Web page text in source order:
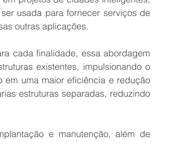
usada para fornecer serviços de
outras aplicações.
cada finalidade, essa abordagem
existentes, impulsionando o
em uma maior eficiência e redução
estruturas separadas, reduzindo
e manutenção, além de